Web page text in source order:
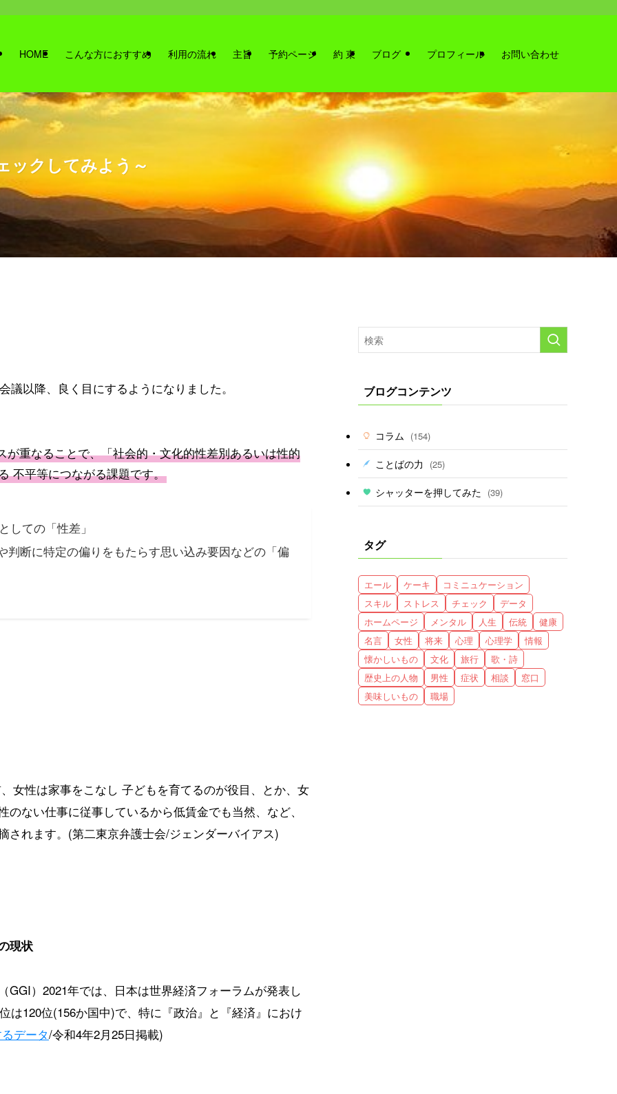
HOME こんな方におすすめ 利用の流れ 主旨 予約ページ 約 束 ブログ プロフィール お問い合わせ
クしてみよう～
以降、良く目にするようになりました。
重なることで、「社会的・文化的性差別あるいは性的
不平等につながる課題です。
しての「性差」
断に特定の偏りをもたらす思い込み要因などの「偏
女性は家事をこなし 子どもを育てるのが役目、とか、女
ない仕事に従事しているから低賃金でも当然、など、
されます。(第二東京弁護士会/ジェンダーバイアス)
現状
）2021年では、日本は世界経済フォーラムが発表し
は120位(156か国中)で、特に『政治』と『経済』におけ
データ/令和4年2月25日掲載)
ブログコンテンツ
コラム (154)
ことばの力 (25)
シャッターを押してみた (39)
タグ
エール ケーキ
コミニュケーション
スキル
ストレス チェック
データ
ホームページ
メンタル 人生 伝統
健康
名言
女性 将来 心理 心理学
情報
懐かしいもの
文化 旅行
歌・詩
歴史上の人物
男性 症状 相談
窓口
美味しいもの
職場